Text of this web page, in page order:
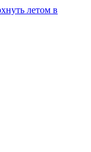
летом в